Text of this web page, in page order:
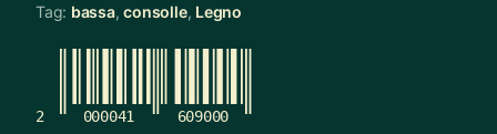
Tag: bassa,consolle, Legno
2 000041 609000